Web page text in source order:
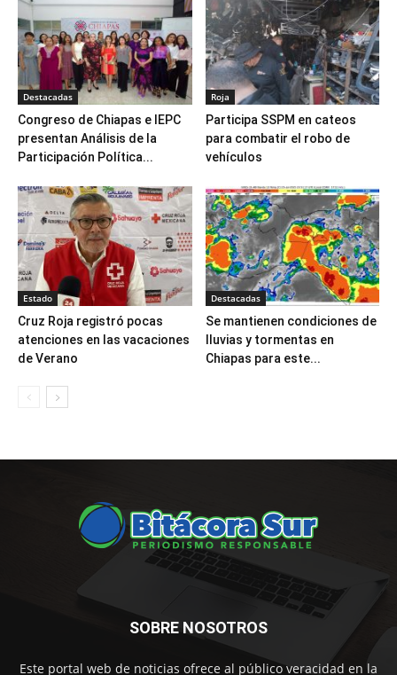
Destacadas
Congreso de Chiapas e IEPC
presentan Análisis de la
Participación Política...
Roja
Participa SSPM en cateos
para combatir el robo de
vehículos
Estado
Cruz Roja registró pocas
atenciones en las vacaciones
de Verano
Destacadas
Se mantienen condiciones de
lluvias y tormentas en
Chiapas para este...
SOBRE NOSOTROS
Este portal web de noticias ofrece al público veracidad en la